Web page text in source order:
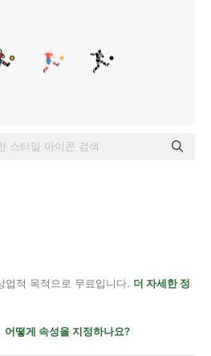
업적 목적으로 무료입니다. 더 자세한 정
어떻게 속성을 지정하나요?